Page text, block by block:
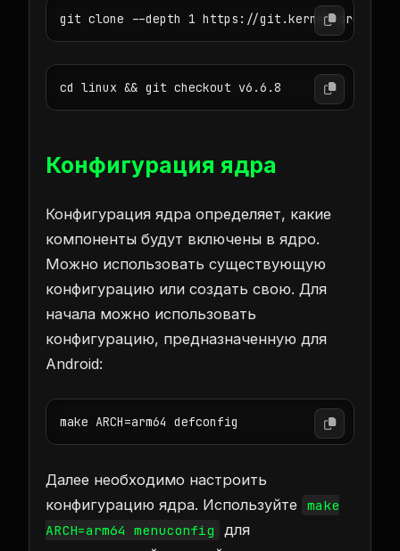
git clone --depth 1 https://git.kernel.org/
cd linux && git checkout v6.6.8
Конфигурация ядра
Конфигурация ядра определяет, какие
компоненты будут включены в ядро.
Можно использовать существующую
конфигурацию или создать свою. Для
начала можно использовать
конфигурацию, предназначенную для
Android:
make ARCH=arm64 defconfig
Далее необходимо настроить
конфигурацию ядра. Используйте make
ARCH=arm64 menuconfig
для